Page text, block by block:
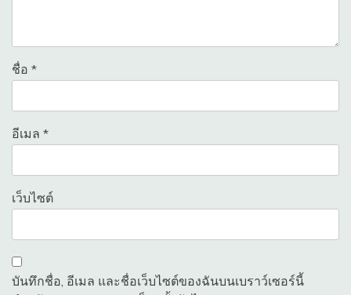
ชื่อ *
อีเมล *
เว็บไซต์
บันทึกชื่อ, อีเมล และชื่อเว็บไซต์ของฉันบนเบราว์เซอร์นี้